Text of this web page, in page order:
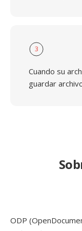
3
Cuando su
guardar
ODP